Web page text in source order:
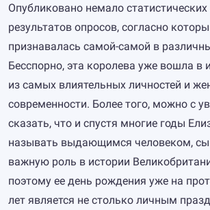
Опубликовано немало
результатов опросов, согласно
признавалась самой-самой в
Бесспорно, эта королева уже вошла в
из самых влиятельных личностей и
современности. Более того, можно с
сказать, что и спустя многие годы
называть выдающимся человеком,
важную роль в истории
поэтому ее день рождения уже на
лет является не столько личным